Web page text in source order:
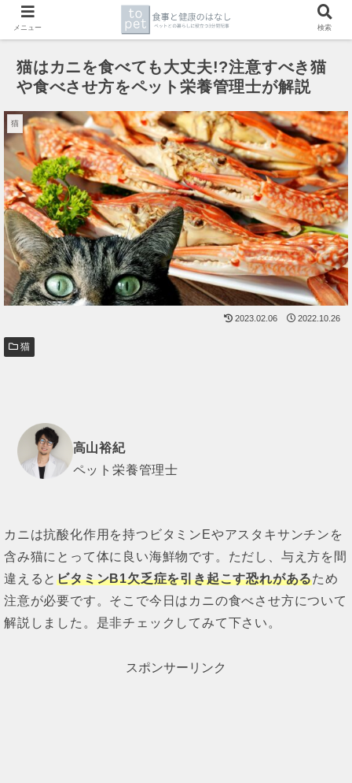
猫はカニを食べても大丈夫!?注意すべき猫
や食べさせ方をペット栄養管理士が解説
猫
2023.02.06 2022.10.26
猫
高山裕紀
ペット栄養管理士
カニは抗酸化作用を持つビタミンEやアスタキサンチンを
含み猫にとって体に良い海鮮物です。ただし、与え方を間
違えるとビタミンB1欠乏症を引き起こす恐れがあるため
注意が必要です。そこで今日はカニの食べさせ方について
解説しました。是非チェックしてみて下さい。
スポンサーリンク
メニュー 検索